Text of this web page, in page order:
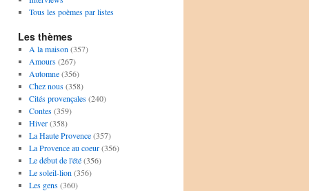
Tous les poèmes par listes
Les thèmes
A la maison (357)
Amours(267)
Automne(356)
Chez nous(358)
Cités provençales(240)
Contes(359)
Hiver(358)
La Haute Provence(357)
La Provence au coeur(356)
Le début de l'été(356)
Le soleil-lion (356)
Les gens(360)